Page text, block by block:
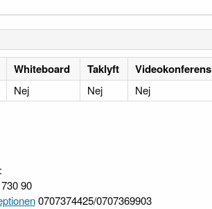
Whiteboard Taklyft Videokonferens
Nej Nej Nej
90
0707374425/0707369903